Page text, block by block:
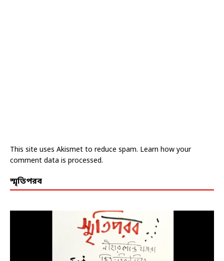
This site uses Akismet to reduce spam. Learn how your
comment data is processed.
স্মৃতিপরব